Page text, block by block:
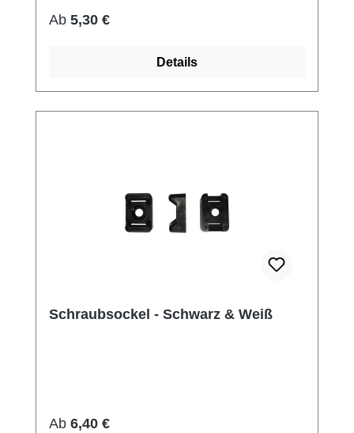
Regulärer Preis:
Ab 5,30 €
Details
Schraubsockel - Schwarz & Weiß
Regulärer Preis:
Ab 6,40 €